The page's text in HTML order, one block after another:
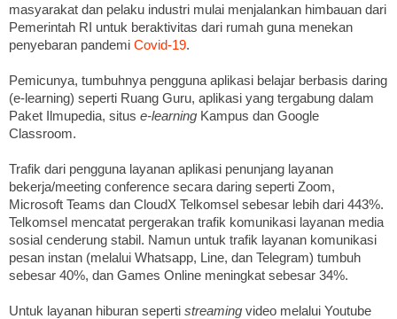
masyarakat dan pelaku industri mulai menjalankan himbauan dari
Pemerintah RI untuk beraktivitas dari rumah guna menekan
penyebaran pandemi Covid-19.
Pemicunya, tumbuhnya pengguna aplikasi belajar berbasis daring
(e-learning) seperti Ruang Guru, aplikasi yang tergabung dalam
Paket Ilmupedia, situs e-learning Kampus dan Google
Classroom.
Trafik dari pengguna layanan aplikasi penunjang layanan
bekerja/meeting conference secara daring seperti Zoom,
Microsoft Teams dan CloudX Telkomsel sebesar lebih dari 443%.
Telkomsel mencatat pergerakan trafik komunikasi layanan media
sosial cenderung stabil. Namun untuk trafik layanan komunikasi
pesan instan (melalui Whatsapp, Line, dan Telegram) tumbuh
sebesar 40%, dan Games Online meningkat sebesar 34%.
Untuk layanan hiburan seperti streaming video melalui Youtube